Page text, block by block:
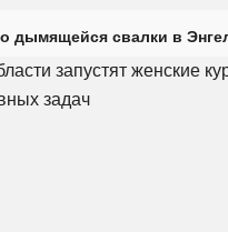
дымящейся свалки в